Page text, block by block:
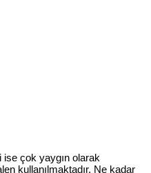
ise çok yaygın olarak
kullanılmaktadır. Ne kadar